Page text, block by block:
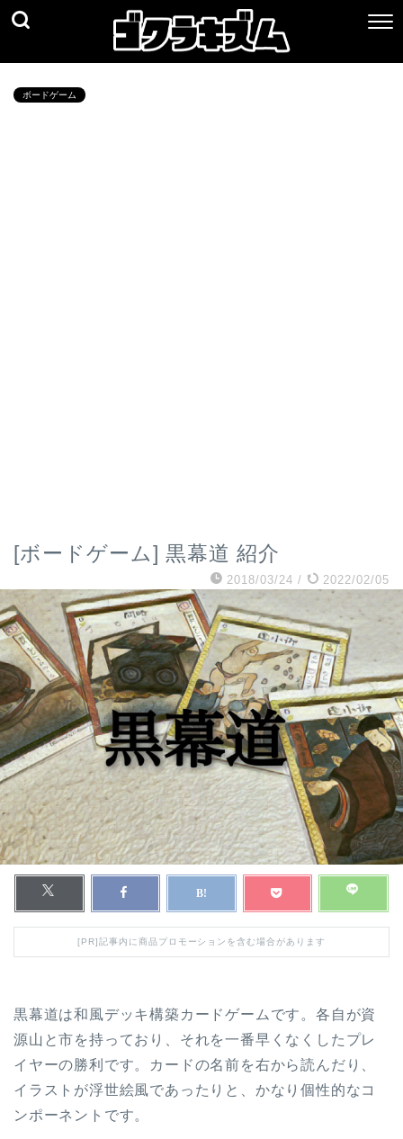
ボードゲーム
[ボードゲーム] 黒幕道 紹介
2018/03/24 / 2022/02/05
[PR]記事内に商品プロモーションを含む場合があります
黒幕道は和風デッキ構築カードゲームです。各自が資
源山と市を持っており、それを一番早くなくしたプレ
イヤーの勝利です。カードの名前を右から読んだり、
イラストが浮世絵風であったりと、かなり個性的なコ
ンポーネントです。